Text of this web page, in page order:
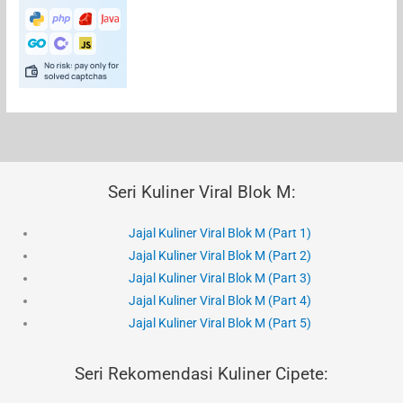
Seri Kuliner Viral Blok M:
Jajal Kuliner Viral Blok M (Part 1)
Jajal Kuliner Viral Blok M (Part 2)
Jajal Kuliner Viral Blok M (Part 3)
Jajal Kuliner Viral Blok M (Part 4)
Jajal Kuliner Viral Blok M (Part 5)
Seri Rekomendasi Kuliner Cipete: